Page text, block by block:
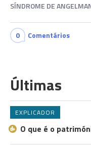
SÍNDROME DE
0 Comentários
Últimas
EXPLICADOR
O que é o